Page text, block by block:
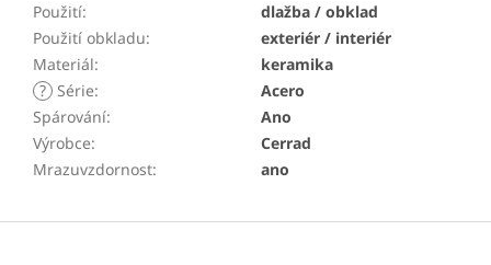
Použití:
dlažba / obklad
Použití obkladu:
exteriér / interiér
Materiál:
keramika
? Série:
Acero
Spárování:
Ano
Výrobce:
Cerrad
Mrazuvzdornost: ano
Z